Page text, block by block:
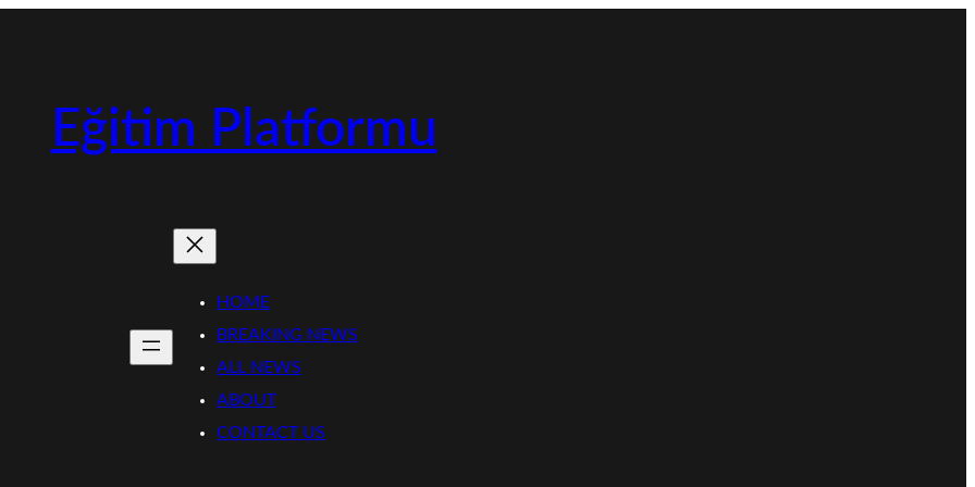
Eğitim Platformu
HOME
BREAKING NEWS
ALL NEWS
ABOUT
CONTACT US